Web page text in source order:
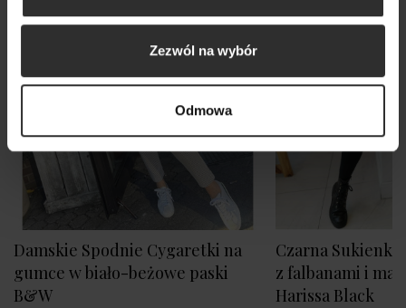
Zezwól na wybór
Odmowa
Damskie Spodnie Cygaretki na
gumce w biało-beżowe paski
B&W
Czarna
z falbanami i
Harissa Black